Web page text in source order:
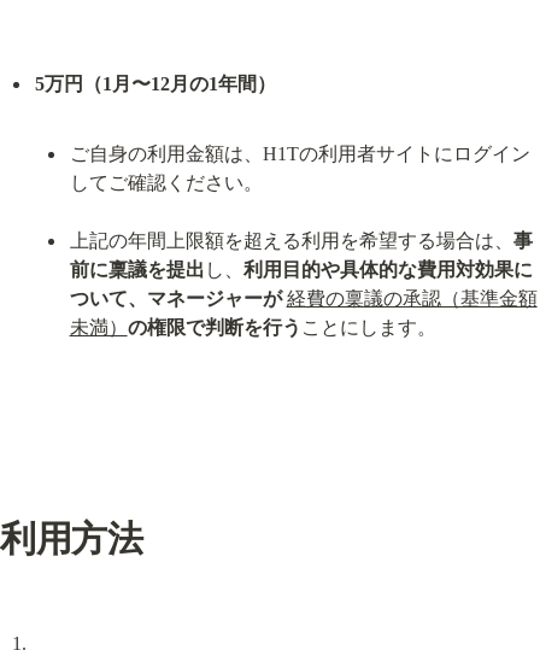
5万円（1月〜12月の1年間）
ご自身の利用金額は、H1Tの利用者サイトにログイン
してご確認ください。
上記の年間上限額を超える利用を希望する場合は、 事
前に稟議を提出 し、 利用目的や具体的な費用対効果に
ついて、マネージャーが 経費の稟議の承認（基準金額
未満） の権限で判断を行う ことにします。
利用方法